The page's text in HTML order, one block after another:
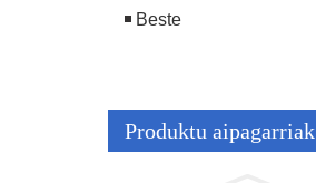
Beste
Produktu aipagarriak